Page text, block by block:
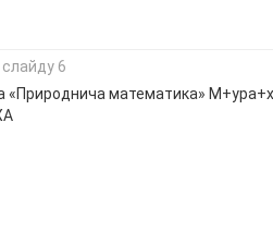
6
«Природнича математика»